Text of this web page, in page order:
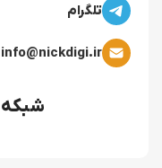
تلگرام
info@nickdigi.ir
شبکه